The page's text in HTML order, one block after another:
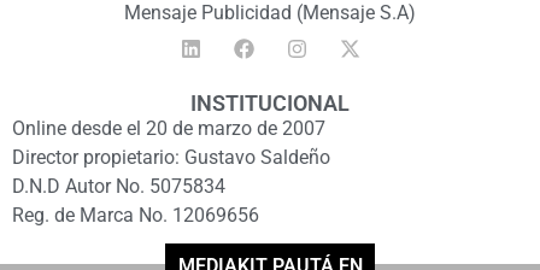
Mensaje Publicidad (Mensaje S.A)
INSTITUCIONAL
Online desde el 20 de marzo de 2007
Director propietario: Gustavo Saldeño
D.N.D Autor No. 5075834
Reg. de Marca No. 12069656